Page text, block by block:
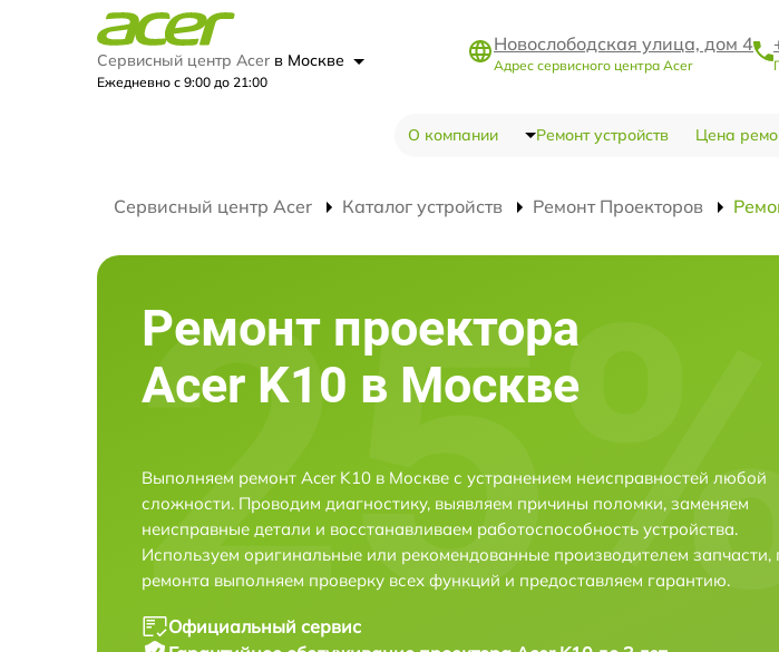
Сервисный центр Acer в Москве
Ежедневно с 9:00 до 21:00
Новослободская улица, дом 4
Адрес сервисного центра Acer
О компании Ремонт устройств Цена
Сервисный центр Acer Каталог устройств Ремонт Проекторов
Ремонт проектора
Acer K10 в Москве
Выполняем ремонт Acer K10 в Москве с устранением неисправностей любой
сложности. Проводим диагностику, выявляем причины поломки, заменяем
неисправные детали и восстанавливаем работоспособность устройства.
Используем оригинальные или рекомендованные производителем запчасти,
ремонта выполняем проверку всех функций и предоставляем гарантию.
Официальный сервис